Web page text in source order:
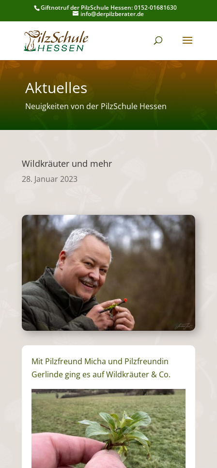
Giftnotruf der PilzSchule Hessen: 0152-01681630
info@derpilzberater.de
Aktuelles
Neuigkeiten von der PilzSchule Hessen
Wildkräuter und mehr
28. Januar 2023
Mit Pilzfreund Micha und Pilzfreundin
Gerlinde ging es auf Wildkräuter & Co.